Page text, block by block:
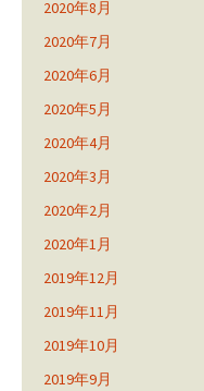
2020年8月
2020年7月
2020年6月
2020年5月
2020年4月
2020年3月
2020年2月
2020年1月
2019年12月
2019年11月
2019年10月
2019年9月